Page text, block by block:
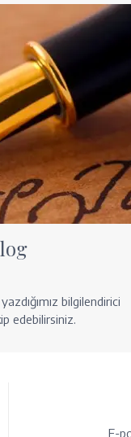
bilgilendirici
edebilirsiniz.
E-